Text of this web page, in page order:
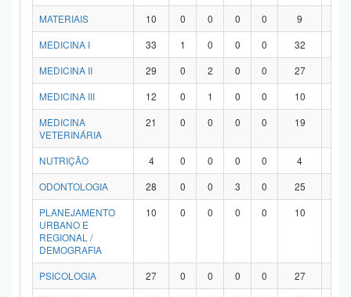
MATERIAIS 10 0 0 0 0 9
MEDICINA I
33 1 0 0 0 32
MEDICINA II
29 0 2 0 0 27
MEDICINA III
12 0 1 0 0 10
MEDICINA
VETERINÁRIA
21 0 0 0 0 19
NUTRIÇÃO 4 0 0 0 0 4
ODONTOLOGIA
28 0 0 3 0 25
PLANEJAMENTO
URBANO E
REGIONAL /
DEMOGRAFIA
10 0 0 0 0 10
PSICOLOGIA 27 0 0 0 0 27